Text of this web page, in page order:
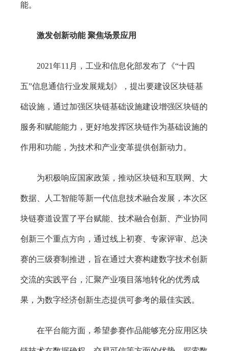
能。
激发创新动能 聚焦场景应用
2021年11月，工业和信息化部发布了《“十四
五”信息通信行业发展规划》，提出要建设区块链基
础设施，通过加强区块链基础设施建设增强区块链的
服务和赋能能力，更好地发挥区块链作为基础设施的
作用和功能，为技术和产业变革提供创新动力。
为积极响应国家政策，推动区块链和互联网、大
数据、人工智能等新一代信息技术融合发展，本次区
块链赛道设置了平台赋能、技术融合创新、产业协同
创新三个重点方向，通过线上初赛、专家评审、总决
赛的三级赛制推进，旨在通过大赛构建数字技术创新
交流的实践平台，汇聚产业项目落地转化的优秀成
果，为数字经济创新生态提供可参考的最佳实践。
在平台能方面，希望参赛作品能够充分应用区块